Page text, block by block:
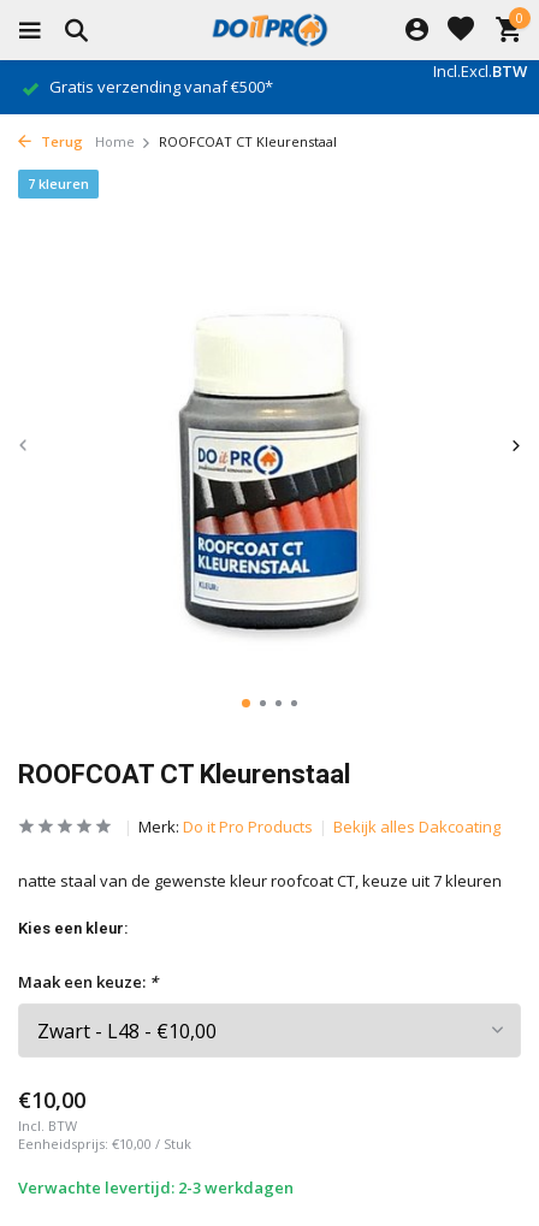
0
Incl.Excl.BTW
Gratis verzending vanaf €500*
Terug Home ROOFCOAT CT Kleurenstaal
ROOFCOAT CT Kleurenstaal
7 kleuren
Merk: Do it Pro Products Bekijk alles Dakcoating
natte staal van de gewenste kleur roofcoat CT, keuze uit 7 kleuren
Kies een kleur:
Maak een keuze: *
€10,00
Incl. BTW
Eenheidsprijs: €10,00 / Stuk
Verwachte levertijd: 2-3 werkdagen